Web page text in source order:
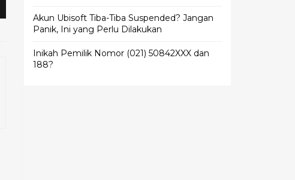
Akun Ubisoft Tiba-Tiba Suspended? Jangan
Panik, Ini yang Perlu Dilakukan
Inikah Pemilik Nomor (021) 50842XXX dan
188?